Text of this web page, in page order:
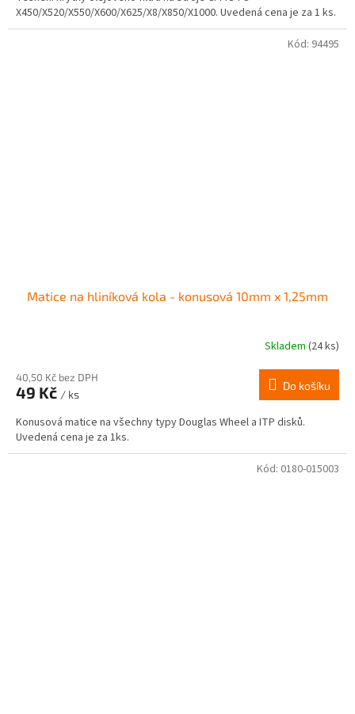
X450/X520/X550/X600/X625/X8/X850/X1000. Uvedená cena je za 1 ks.
Matice na hliníková kola - konusová 10mm x 1,25mm
produktu
je
z
5
hvězdiček.
Skladem(24 ks)
40,50 Kč bez DPH
49 Kč / ks
Do košíku
Konusová matice na všechny typy Douglas Wheel a ITP disků.
Uvedená cena je za 1ks.
Kód: 94495
Kód: 0180-015003